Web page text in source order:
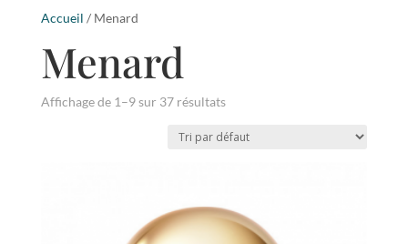
Accueil / Menard
Menard
Affichage de 1–9 sur 37 résultats